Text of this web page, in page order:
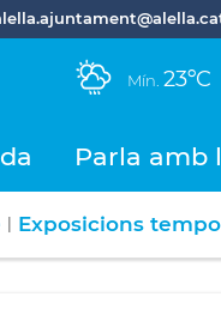
Mín. 23ºC
Parla amb
| Exposicions